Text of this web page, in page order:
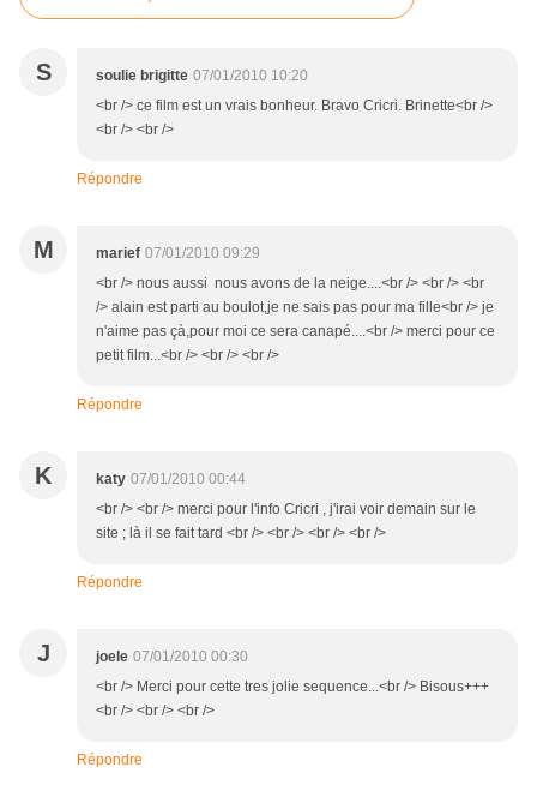
S soulie brigitte 07/01/2010 10:20
<br /> ce film est un vrais bonheur. Bravo Cricri. Brinette<br />
<br /> <br />
Répondre
M marief 07/01/2010 09:29
<br /> nous aussi nous avons de la neige....<br /> <br /> <br
/> alain est parti au boulot,je ne sais pas pour ma fille<br /> je
n'aime pas çà,pour moi ce sera canapé....<br /> merci pour ce
petit film...<br /> <br /> <br />
Répondre
K katy 07/01/2010 00:44
<br /> <br /> merci pour l'info Cricri , j'irai voir demain sur le
site ; là il se fait tard <br /> <br /> <br /> <br />
Répondre
J joele 07/01/2010 00:30
<br /> Merci pour cette tres jolie sequence...<br /> Bisous+++
<br /> <br /> <br />
Répondre